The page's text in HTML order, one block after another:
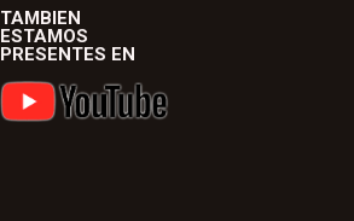
TAMBIEN
ESTAMOS
PRESENTES EN